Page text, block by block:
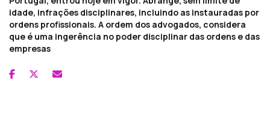
idade, infrações disciplinares, incluindo as instauradas por
ordens profissionais. A ordem dos advogados, considera
que é uma ingerência no poder disciplinar das ordens e das
empresas